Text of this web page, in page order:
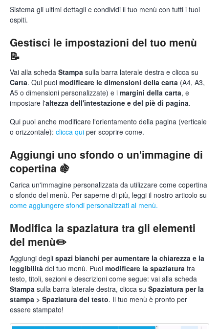
Sistema gli ultimi dettagli e condividi il tuo menù con tutti i tuoi
ospiti.
Gestisci le impostazioni del tuo menù
📝
Vai alla scheda Stampa sulla barra laterale destra e clicca su
Carta. Qui puoi modificare le dimensioni della carta (A4, A3,
A5 o dimensioni personalizzate) e i margini della carta, e
impostare l'altezza dell'intestazione e del piè di pagina.
Qui puoi anche modificare l'orientamento della pagina (verticale
o orizzontale): clicca qui per scoprire come.
Aggiungi uno sfondo o un'immagine di
copertina 🍇
Carica un'immagine personalizzata da utilizzare come copertina
o sfondo del menù. Per saperne di più, leggi il nostro articolo su
come aggiungere sfondi personalizzati al menù.
Modifica la spaziatura tra gli elementi
del menù✏️
Aggiungi degli spazi bianchi per aumentare la chiarezza e la
leggibilità del tuo menù. Puoi modificare la spaziatura tra
testo, titoli, sezioni e descrizioni come segue: vai alla scheda
Stampa sulla barra laterale destra, clicca su Spaziatura per la
stampa > Spaziatura del testo. Il tuo menù è pronto per
essere stampato!